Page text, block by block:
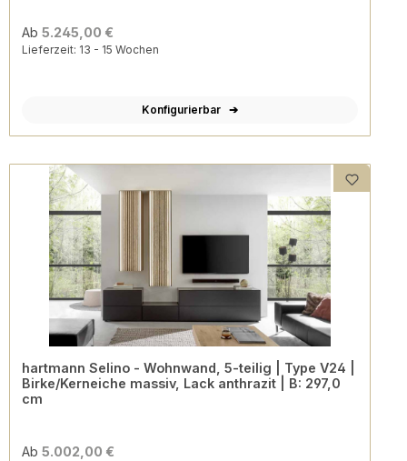
Ab 5.245,00 €
Lieferzeit: 13 - 15 Wochen
Konfigurierbar
hartmann Selino - Wohnwand, 5-teilig | Type V24 |
Birke/Kerneiche massiv, Lack anthrazit | B: 297,0
cm
Ab 5.002,00 €